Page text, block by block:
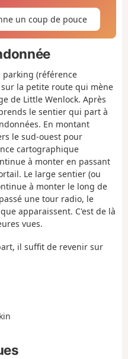
un coup de pouce
parking (référence
la petite route qui mène
de Little Wenlock. Après
le sentier qui part à
En montant
le sud-ouest pour
cartographique
à monter en passant
Le large sentier (ou
à monter le long de
une tour radio, le
apparaissent. C'est de là
vues.
il suffit de revenir sur